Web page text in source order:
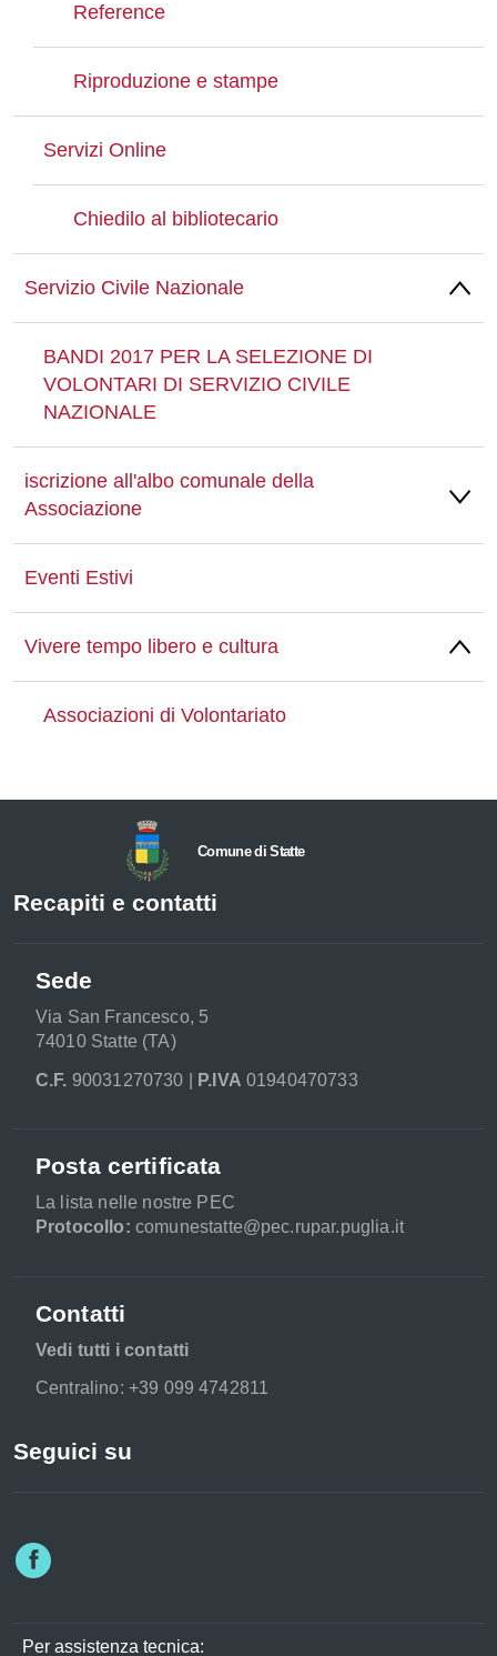
Reference
Riproduzione e stampe
Servizi Online
Chiedilo al bibliotecario
Servizio Civile Nazionale
BANDI 2017 PER LA SELEZIONE DI
VOLONTARI DI SERVIZIO CIVILE
NAZIONALE
iscrizione all'albo comunale della
Associazione
Eventi Estivi
Vivere tempo libero e cultura
Associazioni di Volontariato
Comune di Statte
Recapiti e contatti
Sede
Via San Francesco, 5
74010 Statte (TA)
C.F. 90031270730 | P.IVA 01940470733
Posta certificata
La lista nelle nostre PEC
Protocollo: comunestatte@pec.rupar.puglia.it
Contatti
Vedi tutti i contatti
Centralino: +39 099 4742811
Seguici su
Per assistenza tecnica: